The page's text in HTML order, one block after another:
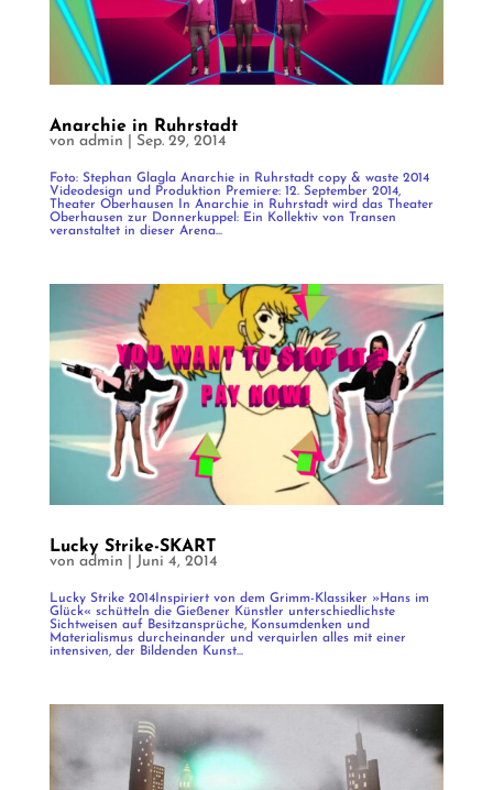
Anarchie in Ruhrstadt
von admin Sep. 29, 2014
Foto: Stephan Glagla Anarchie in Ruhrstadt copy & waste 2014
Videodesign und Produktion Premiere: 12. September 2014,
Theater Oberhausen In Anarchie in Ruhrstadt wird das Theater
Oberhausen zur Donnerkuppel: Ein Kollektiv von Transen
veranstaltet in dieser Arena...
Lucky Strike-SKART
von admin Juni 4, 2014
Lucky Strike 2014Inspiriert von dem Grimm-Klassiker »Hans im
Glück« schütteln die Gießener Künstler unterschiedlichste
Sichtweisen auf Besitzansprüche, Konsumdenken und
Materialismus durcheinander und verquirlen alles mit einer
intensiven, der Bildenden Kunst...